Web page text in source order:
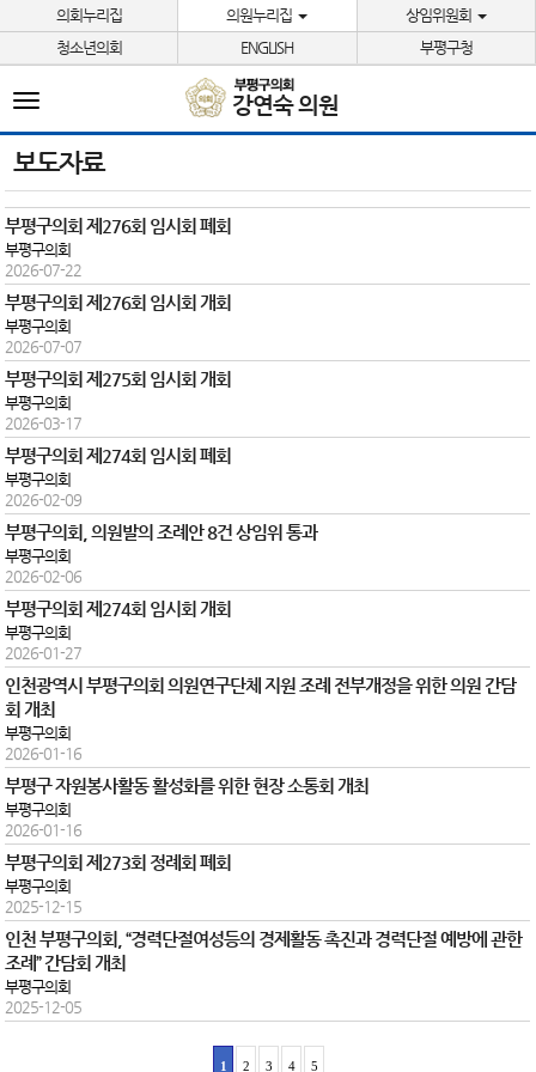
본문바로가기의회누리집 의원누리집
상임위원회
청소년의회
ENGLISH 부평구청
강연숙 의원
전
메
뉴
보도자료
부평구의회 제276회 임시회 폐회
부평구의회
2026-07-22
부평구의회 제276회 임시회 개회
부평구의회
2026-07-07
부평구의회 제275회 임시회 개회
부평구의회
2026-03-17
부평구의회 제274회 임시회 폐회
부평구의회
2026-02-09
부평구의회, 의원발의 조례안 8건 상임위 통과
부평구의회
2026-02-06
부평구의회 제274회 임시회 개회
부평구의회
2026-01-27
인천광역시 부평구의회 의원연구단체 지원 조례 전부개정을 위한 의원 간담
회 개최
부평구의회
2026-01-16
부평구 자원봉사활동 활성화를 위한 현장 소통회 개최
부평구의회
2026-01-16
부평구의회 제273회 정례회 폐회
부평구의회
2025-12-15
인천 부평구의회, “경력단절여성등의 경제활동 촉진과 경력단절 예방에 관한
조례” 간담회 개최
부평구의회
2025-12-05
1 2 3 4 5